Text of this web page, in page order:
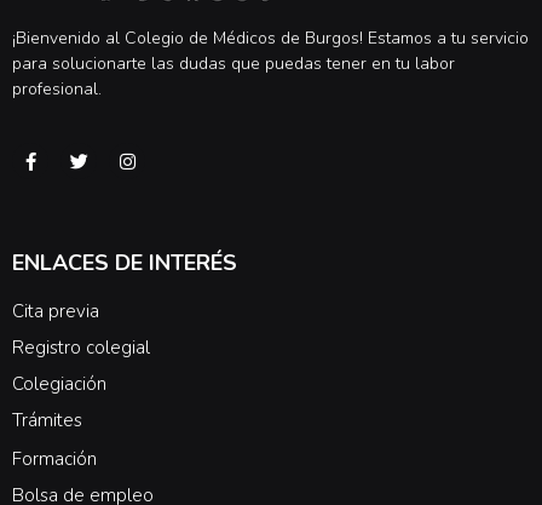
¡Bienvenido al Colegio de Médicos de Burgos! Estamos a tu servicio
para solucionarte las dudas que puedas tener en tu labor
profesional.
ENLACES DE INTERÉS
Cita previa
Registro colegial
Colegiación
Trámites
Formación
Bolsa de empleo